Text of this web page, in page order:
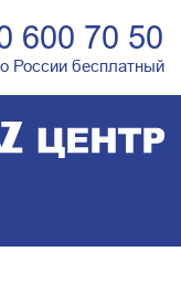
600 70 50
России бесплатный